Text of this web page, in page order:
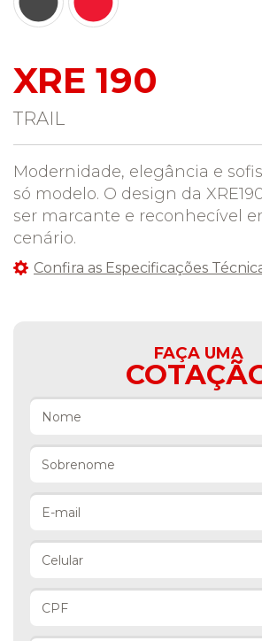
XRE 190
TRAIL
Modernidade, elegância e
só modelo. O design da
ser marcante e reconhecível
cenário.
Confira as Especificações
FAÇA UMA